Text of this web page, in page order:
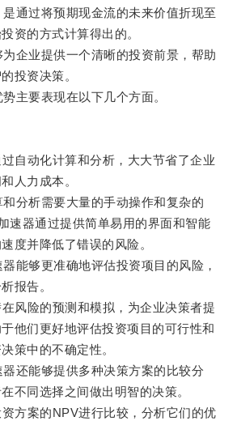
过将预期现金流的未来价值折现至
资的方式计算得出的。
业提供一个清晰的投资前景，帮助
投资决策。
要表现在以下几个方面。
动化计算和分析，大大节省了企业
人力成本。
析需要大量的手动操作和复杂的
速器通过提供简单易用的界面和智能
度并降低了错误的风险。
够更准确地评估投资项目的风险，
报告。
险的预测和模拟，为企业决策者提
他们更好地评估投资项目的可行性和
策中的不确定性。
能够提供多种决策方案的比较分
不同选择之间做出明智的决策。
案的NPV进行比较，分析它们的优